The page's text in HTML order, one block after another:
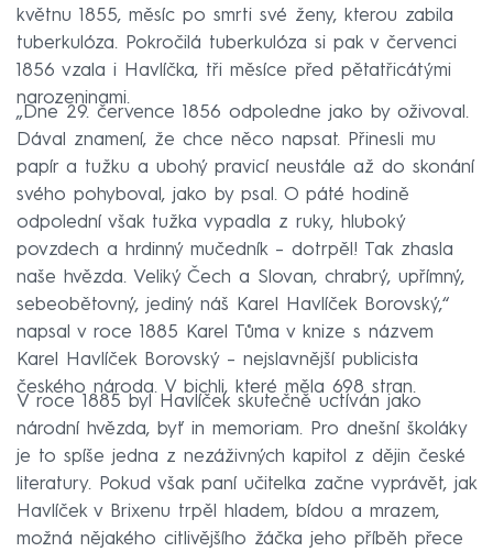
květnu 1855, měsíc po smrti své ženy, kterou zabila
tuberkulóza. Pokročilá tuberkulóza si pak v červenci
1856 vzala i Havlíčka, tři měsíce před pětatřicátými
narozeninami.
„Dne 29. července 1856 odpoledne jako by oživoval.
Dával znamení, že chce něco napsat. Přinesli mu
papír a tužku a ubohý pravicí neustále až do skonání
svého pohyboval, jako by psal. O páté hodině
odpolední však tužka vypadla z ruky, hluboký
povzdech a hrdinný mučedník – dotrpěl! Tak zhasla
naše hvězda. Veliký Čech a Slovan, chrabrý, upřímný,
sebeobětovný, jediný náš Karel Havlíček Borovský,“
napsal v roce 1885 Karel Tůma v knize s názvem
Karel Havlíček Borovský – nejslavnější publicista
českého národa. V bichli, které měla 698 stran.
V roce 1885 byl Havlíček skutečně uctíván jako
národní hvězda, byť in memoriam. Pro dnešní školáky
je to spíše jedna z nezáživných kapitol z dějin české
literatury. Pokud však paní učitelka začne vyprávět, jak
Havlíček v Brixenu trpěl hladem, bídou a mrazem,
možná nějakého citlivějšího žáčka jeho příběh přece